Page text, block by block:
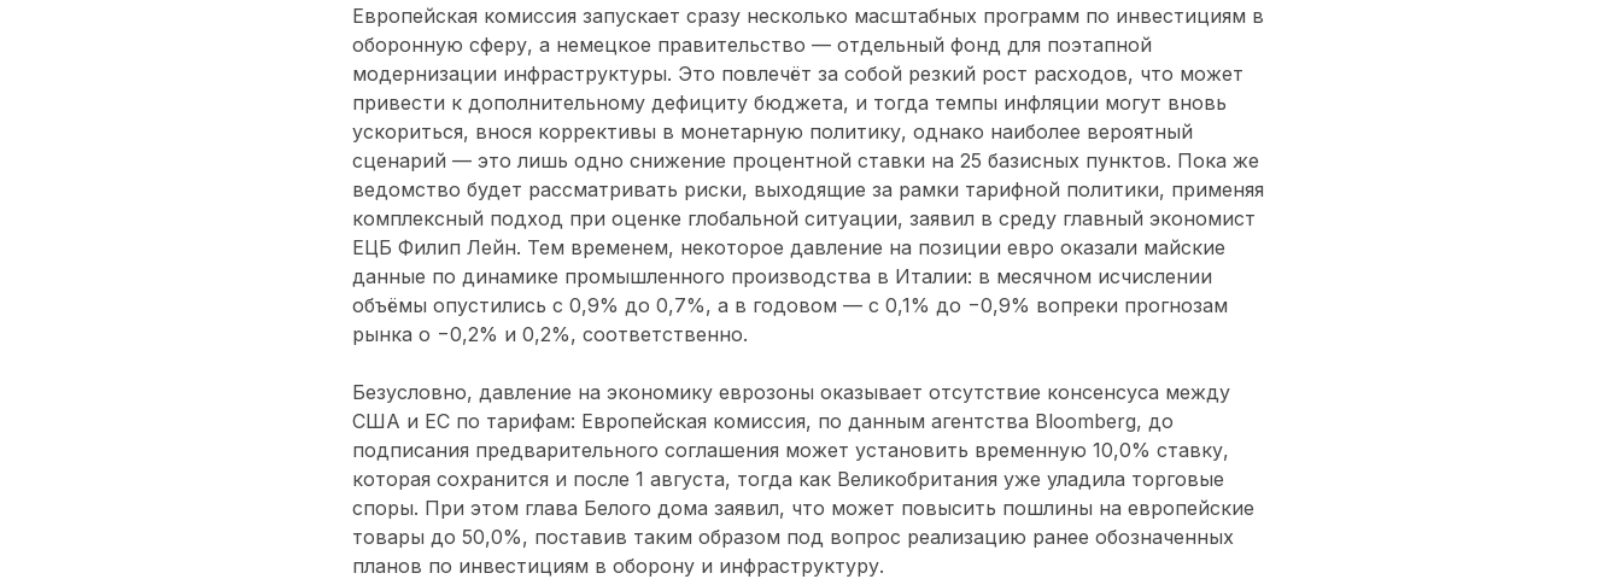
Европейская комиссия запускает сразу несколько масштабных программ по инвестициям в
оборонную сферу, а немецкое правительство — отдельный фонд для поэтапной
модернизации инфраструктуры. Это повлечёт за собой резкий рост расходов, что может
привести к дополнительному дефициту бюджета, и тогда темпы инфляции могут вновь
ускориться, внося коррективы в монетарную политику, однако наиболее вероятный
сценарий — это лишь одно снижение процентной ставки на 25 базисных пунктов. Пока же
ведомство будет рассматривать риски, выходящие за рамки тарифной политики, применяя
комплексный подход при оценке глобальной ситуации, заявил в среду главный экономист
ЕЦБ Филип Лейн. Тем временем, некоторое давление на позиции евро оказали майские
данные по динамике промышленного производства в Италии: в месячном исчислении
объёмы опустились с 0,9% до 0,7%, а в годовом — с 0,1% до −0,9% вопреки прогнозам
рынка о −0,2% и 0,2%, соответственно.
Безусловно, давление на экономику еврозоны оказывает отсутствие консенсуса между
США и ЕС по тарифам: Европейская комиссия, по данным агентства Bloomberg, до
подписания предварительного соглашения может установить временную 10,0% ставку,
которая сохранится и после 1 августа, тогда как Великобритания уже уладила торговые
споры. При этом глава Белого дома заявил, что может повысить пошлины на европейские
товары до 50,0%, поставив таким образом под вопрос реализацию ранее обозначенных
планов по инвестициям в оборону и инфраструктуру.